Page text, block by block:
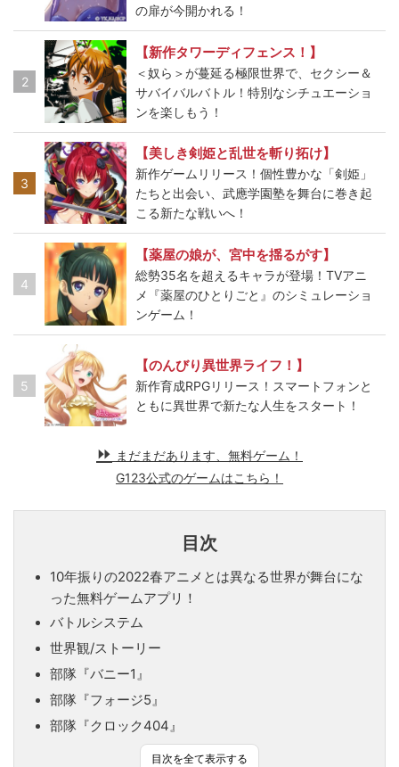
の扉が今開かれる！
2
【新作タワーディフェンス！】
＜奴ら＞が蔓延る極限世界で、セクシー＆
サバイバルバトル！特別なシチュエーショ
ンを楽しもう！
3
【美しき剣姫と乱世を斬り拓け】
新作ゲームリリース！個性豊かな「剣姫」
たちと出会い、武應学園塾を舞台に巻き起
こる新たな戦いへ！
4
【薬屋の娘が、宮中を揺るがす】
総勢35名を超えるキャラが登場！TVアニ
メ『薬屋のひとりごと』のシミュレーショ
ンゲーム！
5
【のんびり異世界ライフ！】
新作育成RPGリリース！スマートフォンと
ともに異世界で新たな人生をスタート！
まだまだあります、無料ゲーム！
G123公式のゲームはこちら！
目次
10年振りの2022春アニメとは異なる世界が舞台にな
った無料ゲームアプリ！
バトルシステム
世界観/ストーリー
部隊『バニー1』
部隊『フォージ5』
部隊『クロック404』
目次を全て表示する